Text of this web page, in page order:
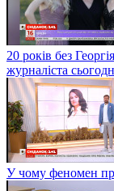
20 років без
журналіста
У чому феномен